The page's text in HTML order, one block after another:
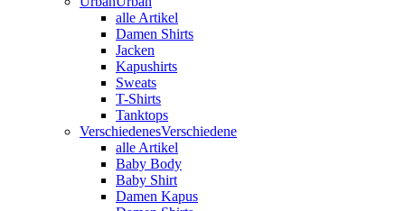
alle Artikel
Damen Shirts
Jacken
Kapushirts
Sweats
T-Shirts
Tanktops
VerschiedenesVerschiedene
alle Artikel
Baby Body
Baby Shirt
Damen Kapus